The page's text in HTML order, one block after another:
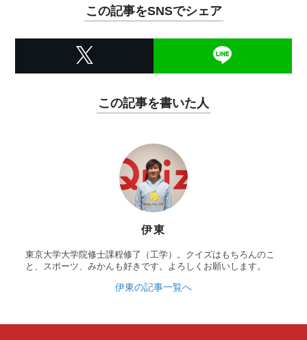
この記事をSNSでシェア
この記事を書いた人
伊東
東京大学大学院修士課程修了（工学）。クイズはもちろんのこ
と、スポーツ、みかんも好きです。よろしくお願いします。
伊東の記事一覧へ